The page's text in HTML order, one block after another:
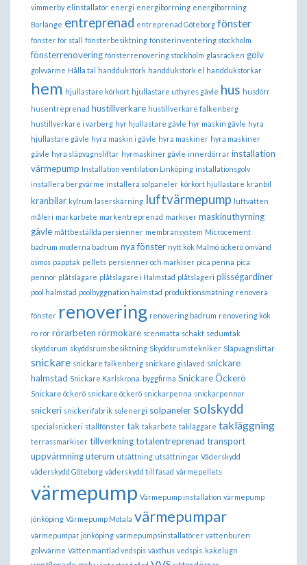
vimmerby elinstallatör energi energiborrning energiborrning
Borlänge entreprenad entreprenad Göteborg fönster
fönster för stall fönsterbesiktning fönsterinventering stockholm
fönsterrenovering fönsterrenovering stockholm glasracken golv
golvvärme Hålla tal handdukstork handdukstork el handdukstorkar
hem hjullastare körkort hjullastare uthyres gävle hus husdörr
husentreprenad hustillverkare hustillverkare falkenberg
hustillverkare i varberg hyr hjullastare gävle hyr maskin gävle hyra
hjullastare gävle hyra maskin i gävle hyra maskiner hyra maskiner
gävle hyra släpvagnsliftar hyrmaskiner gävle innerdörrar installation
värmepump Installation ventilation Linköping installationsgolv
installera bergvärme installera solpaneler körkort hjullastare kranbil
kranbilar kylrum laserskärning luftvärmepump luftvatten
måleri markarbete markentreprenad markiser maskinuthyrning
gävle måttbeställda persienner membransystem Microcement
badrum moderna badrum nya fönster nytt kök Malmö öckerö omvänd
osmos papptak pellets persienner och markiser pica penna pica
pennor plåtslagare plåtslagare i Halmstad plåtslageri plisségardiner
pool halmstad poolbyggnation halmstad produktionsmätning renovera
fönster renovering renovering badrum renovering kök
ro rör rörarbeten rörmokare scenmatta schakt sedumtak
skyddsrum skyddsrumsbesiktning Skyddsrumstekniker Släpvagnsliftar
snickare snickare falkenberg snickare gislaved snickare
halmstad Snickare Karlskrona. byggfirma Snickare Öckerö
Snickare öckerö snickare öckerö snickarpenna snickarpennor
snickeri snickerifabrik solenergi solpaneler solskydd
specialsnickeri stallfönster tak takarbete takläggare takläggning
terrassmarkiser tillverkningtotalentreprenad transport
uppvärmninguterum utsättning utsättningar Väderskydd
väderskydd Göteborg väderskydd till fasad värmepellets
värmepump Värmepump installation värmepump
jönköping Värmepump Motala värmepumpar
värmepumpar jönköping värmepumpsinstallatörer vattenburen
golvvärme Vattenmantlad vedspis växthus vedspis. kakelugn